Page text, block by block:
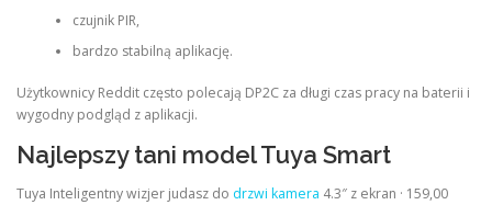
czujnik PIR,
bardzo stabilną aplikację.
Użytkownicy Reddit często polecają DP2C za długi czas pracy na baterii i
wygodny podgląd z aplikacji.
Najlepszy tani model Tuya Smart
Tuya Inteligentny wizjer judasz do drzwi kamera 4.3″ z ekran · 159,00